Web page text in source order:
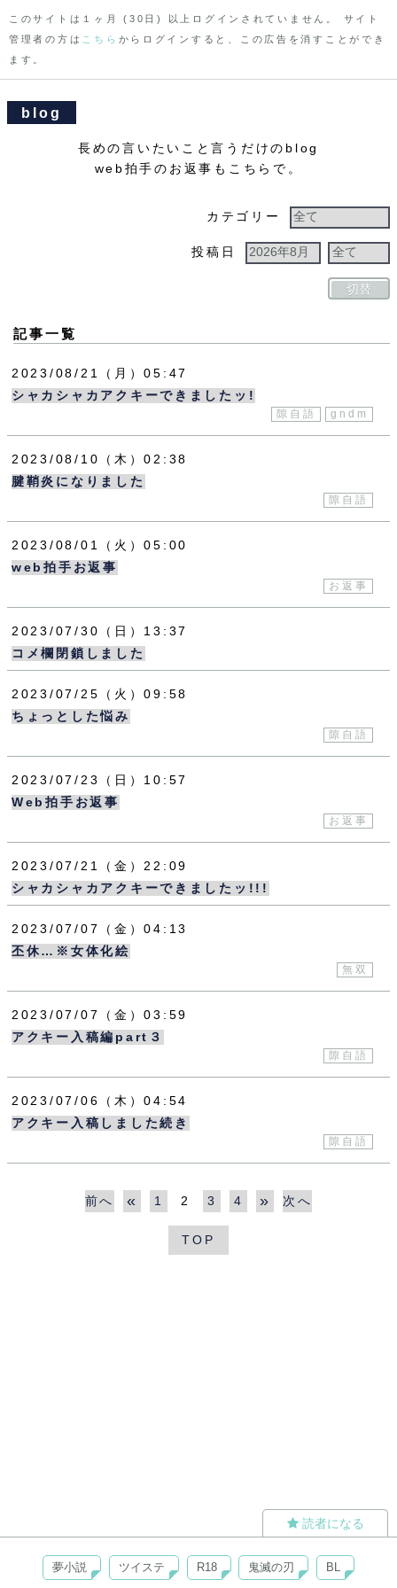
このサイトは１ヶ月 (30日) 以上ログインされていません。 サイト
管理者の方は こちら からログインすると、この広告を消すことができ
ます。
blog
長めの言いたいこと言うだけのblog
web拍手のお返事もこちらで。
カテゴリー
投稿日
切替
記事一覧
2023 08 21 （月）05:47
シャカシャカアクキーできましたッ!
隙自語 gndm
2023 08 10 （木）02:38
腱鞘炎になりました
隙自語
2023 08 01 （火）05:00
web拍手お返事
お返事
2023 07 30 （日） 13:37
コメ欄閉鎖しました
2023 07 25 （火）09:58
ちょっとした悩み
隙自語
2023 07 23 （日） 10:57
Web拍手お返事
お返事
2023 07 21 （金） 22:09
シャカシャカアクキーできましたッ!!!
2023 07 07 （金）04:13
丕休…※女体化絵
無双
2023 07 07 （金）03:59
アクキー入稿編part３
隙自語
2023 07 06 （木）04:54
アクキー入稿しました続き
隙自語
前へ « 1 2 3 4 » 次へ
TOP
夢小説 ツイステ R18 鬼滅の刃 BL
読者になる